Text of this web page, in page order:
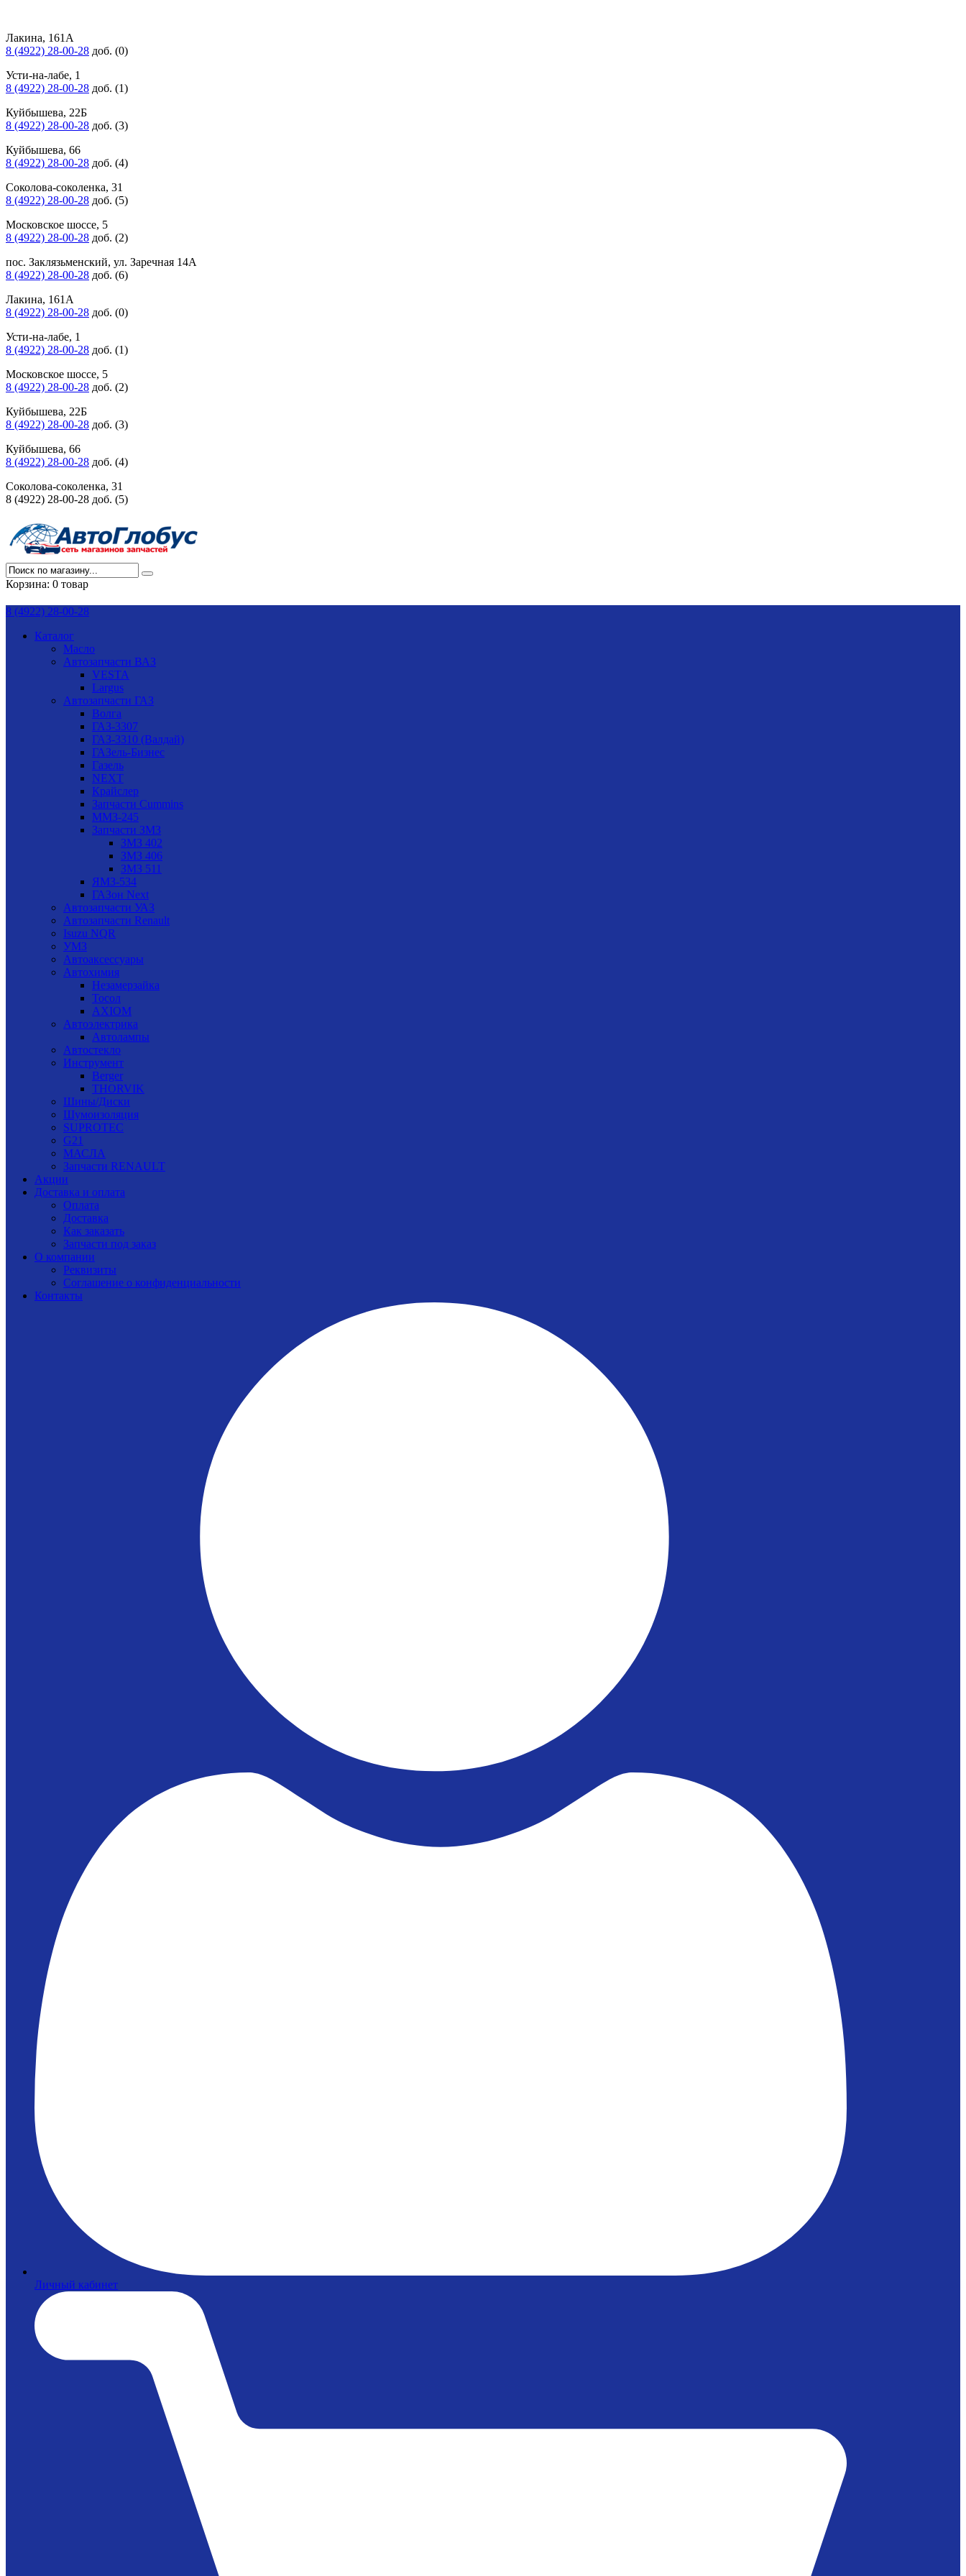
Лакина, 161А
8 (4922) 28-00-28 доб. (0)
Усти-на-лабе, 1
8 (4922) 28-00-28 доб. (1)
Куйбышева, 22Б
8 (4922) 28-00-28 доб. (3)
Куйбышева, 66
8 (4922) 28-00-28 доб. (4)
Соколова-соколенка, 31
8 (4922) 28-00-28 доб. (5)
Московское шоссе, 5
8 (4922) 28-00-28 доб. (2)
пос. Заклязьменский, ул. Заречная 14А
8 (4922) 28-00-28 доб. (6)
Лакина, 161А
8 (4922) 28-00-28 доб. (0)
Усти-на-лабе, 1
8 (4922) 28-00-28 доб. (1)
Московское шоссе, 5
8 (4922) 28-00-28 доб. (2)
Куйбышева, 22Б
8 (4922) 28-00-28 доб. (3)
Куйбышева, 66
8 (4922) 28-00-28 доб. (4)
Соколова-соколенка, 31
8 (4922) 28-00-28 доб. (5)
Корзина: 0 товар
8 (4922) 28-00-28
Каталог
Масло
Автозапчасти ВАЗ
VESTA
Largus
Автозапчасти ГАЗ
Волга
ГАЗ-3307
ГАЗ-3310 (Валдай)
ГАЗель-Бизнес
Газель
NEXT
Крайслер
Запчасти Cummins
ММЗ-245
Запчасти ЗМЗ
ЗМЗ 402
ЗМЗ 406
ЗМЗ 511
ЯМЗ-534
ГАЗон Next
Автозапчасти УАЗ
Автозапчасти Renault
Isuzu NQR
УМЗ
Автоаксессуары
Автохимия
Незамерзайка
Тосол
AXIOM
Автоэлектрика
Автолампы
Автостекло
Инструмент
Berger
THORVIK
Шины/Диски
Шумоизоляция
SUPROTEC
G21
МАСЛА
Запчасти RENAULT
Акции
Доставка и оплата
Оплата
Доставка
Как заказать
Запчасти под заказ
О компании
Реквизиты
Соглашение о конфиденциальности
Контакты
Личный кабинет